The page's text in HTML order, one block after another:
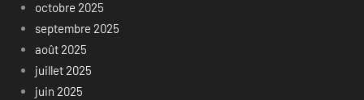
octobre 2025
septembre 2025
août 2025
juillet 2025
juin 2025